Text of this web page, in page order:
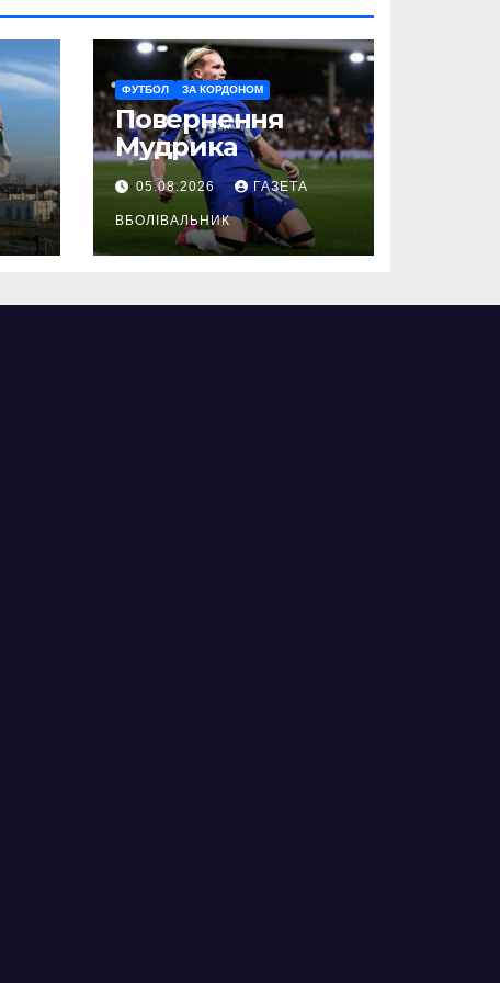
ФУТБОЛ ЗА КОРДОНОМ
Повернення
Мудрика
05.08.2026 ГАЗЕТА
ВБОЛІВАЛЬНИК